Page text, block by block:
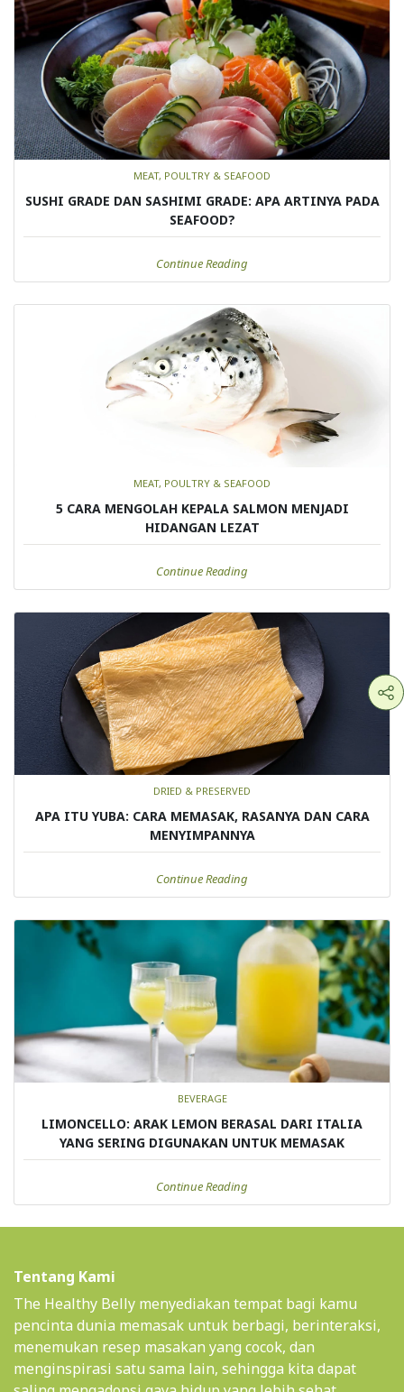
MEAT, POULTRY & SEAFOOD
SUSHI GRADE DAN SASHIMI GRADE: APA ARTINYA PADA
SEAFOOD?
Continue Reading
MEAT, POULTRY & SEAFOOD
5 CARA MENGOLAH KEPALA SALMON MENJADI
HIDANGAN LEZAT
Continue Reading
DRIED & PRESERVED
APA ITU YUBA: CARA MEMASAK, RASANYA DAN CARA
MENYIMPANNYA
Continue Reading
BEVERAGE
LIMONCELLO: ARAK LEMON BERASAL DARI ITALIA
YANG SERING DIGUNAKAN UNTUK MEMASAK
Continue Reading
Tentang Kami
The Healthy Belly menyediakan tempat bagi kamu
pencinta dunia memasak untuk berbagi, berinteraksi,
menemukan resep masakan yang cocok, dan
menginspirasi satu sama lain, sehingga kita dapat